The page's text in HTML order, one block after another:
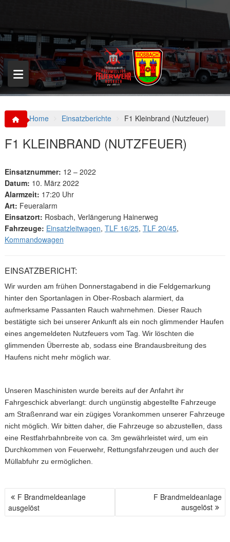
p
o
c
o
n
t
Home Einsatzberichte F1 Kleinbrand (Nutzfeuer)
F1 KLEINBRAND (NUTZFEUER)
Einsatznummer: 12 – 2022
Datum: 10. März 2022
Alarmzeit: 17:20 Uhr
Art: Feueralarm
Einsatzort: Rosbach, Verlängerung Hainerweg
Fahrzeuge: Einsatzleitwagen, TLF 16/25, TLF 20/45,
Kommandowagen
EINSATZBERICHT:
Wir wurden am frühen Donnerstagabend in die Feldgemarkung
hinter den Sportanlagen in Ober-Rosbach alarmiert, da
aufmerksame Passanten Rauch wahrnehmen. Dieser Rauch
bestätigte sich bei unserer Ankunft als ein noch glimmender Haufen
eines angemeldeten Nutzfeuers vom Tag. Wir löschten die
glimmenden Überreste ab, sodass eine Brandausbreitung des
Haufens nicht mehr möglich war.
Unseren Maschinisten wurde bereits auf der Anfahrt ihr
Fahrgeschick abverlangt: durch ungünstig abgestellte Fahrzeuge
am Straßenrand war ein zügiges Vorankommen unserer Fahrzeuge
nicht möglich. Wir bitten daher, die Fahrzeuge so abzustellen, dass
eine Restfahrbahnbreite von ca. 3m gewährleistet wird, um ein
Durchkommen von Feuerwehr, Rettungsfahrzeugen und auch der
Müllabfuhr zu ermöglichen.
B
E
F Brandmeldeanlage
ausgelöst
F Brandmeldeanlage
ausgelöst